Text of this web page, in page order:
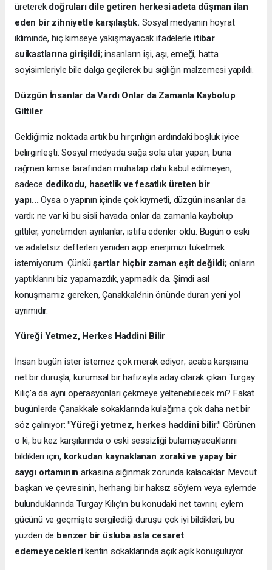
üreterek doğruları dile getiren herkesi adeta düşman ilan
eden bir zihniyetle karşılaştık. Sosyal medyanın hoyrat
ikliminde, hiç kimseye yakışmayacak ifadelerle itibar
suikastlarına girişildi;insanların işi, aşı, emeği, hatta
soyisimleriyle bile dalga geçilerek bu sığlığın malzemesi yapıldı.
Düzgün İnsanlar da Vardı Onlar da Zamanla Kaybolup
Gittiler
Geldiğimiz noktada artık bu hırçınlığın ardındaki boşluk iyice
belirginleşti: Sosyal medyada sağa sola atar yapan, buna
rağmen kimse tarafından muhatap dahi kabul edilmeyen,
sadece dedikodu, hasetlik ve fesatlık üreten bir
yapı... Oysa o yapının içinde çok kıymetli, düzgün insanlar da
vardı; ne var ki bu sisli havada onlar da zamanla kaybolup
gittiler, yönetimden ayrılanlar, istifa edenler oldu. Bugün o eski
ve adaletsiz defterleri yeniden açıp enerjimizi tüketmek
istemiyorum. Çünküşartlar hiçbir zaman eşit değildi;onların
yaptıklarını biz yapamazdık, yapmadık da. Şimdi asıl
konuşmamız gereken, Çanakkale’nin önünde duran yeni yol
ayrımıdır.
Yüreği Yetmez, Herkes Haddini Bilir
İnsan bugün ister istemez çok merak ediyor; acaba karşısına
net bir duruşla, kurumsal bir hafızayla aday olarak çıkan Turgay
Kılıç’a da aynı operasyonları çekmeye yeltenebilecek mi? Fakat
bugünlerde Çanakkale sokaklarında kulağıma çok daha net bir
söz çalınıyor:"Yüreği yetmez, herkes haddini bilir."Görünen
o ki, bu kez karşılarında o eski sessizliği bulamayacaklarını
bildikleri için, korkudan kaynaklanan zoraki ve yapay bir
saygı ortamının arkasına sığınmak zorunda kalacaklar. Mevcut
başkan ve çevresinin, herhangi bir haksız söylem veya eylemde
bulunduklarında Turgay Kılıç’ın bu konudaki net tavrını, eylem
gücünü ve geçmişte sergilediği duruşu çok iyi bildikleri, bu
yüzden de benzer bir üsluba asla cesaret
edemeyeceklerikentin sokaklarında açık açık konuşuluyor.